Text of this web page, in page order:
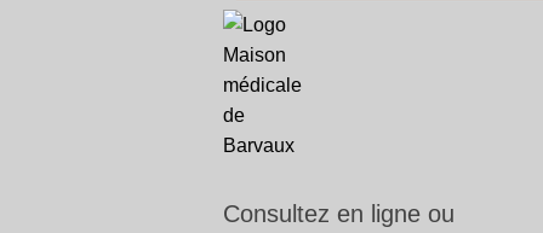
Consultez en ligne ou